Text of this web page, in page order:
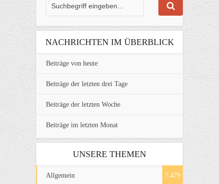
NACHRICHTEN IM ÜBERBLICK
Beiträge von heute
Beiträge der letzten drei Tage
Beiträge der letzten Woche
Beiträge im letzten Monat
UNSERE THEMEN
Allgemein 7.479